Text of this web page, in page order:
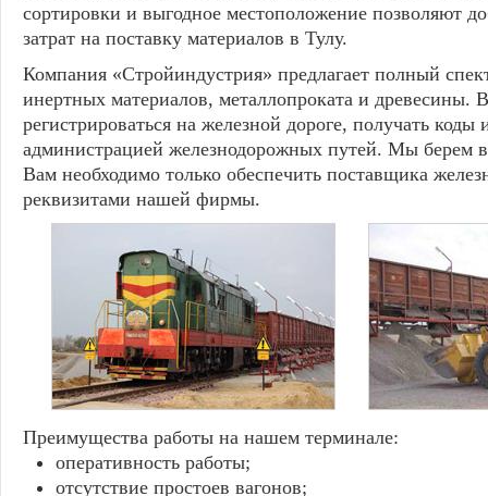
сортировки и выгодное местоположение позволяют
затрат на поставку материалов в Тулу.
Компания «Стройиндустрия» предлагает полный
инертных материалов, металлопроката и древесины.
регистрироваться на железной дороге, получать коды
администрацией железнодорожных путей. Мы берем
Вам необходимо только обеспечить поставщика
реквизитами нашей фирмы.
Преимущества работы на нашем терминале:
оперативность работы;
отсутствие простоев вагонов;